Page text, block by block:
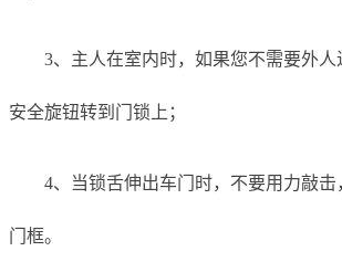
3、主人在室内时，如果您不需要外
安全旋钮转到门锁上；
4、当锁舌伸出车门时，不要用力敲击
门框。